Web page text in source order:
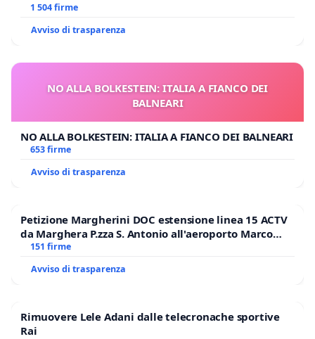
1 504 firme
Avviso di trasparenza
NO ALLA BOLKESTEIN: ITALIA A FIANCO DEI
BALNEARI
NO ALLA BOLKESTEIN: ITALIA A FIANCO DEI BALNEARI
653 firme
Avviso di trasparenza
Petizione Margherini DOC estensione linea 15 ACTV
da Marghera P.zza S. Antonio all'aeroporto Marco
Polo tariffa a € 1,50
151 firme
Avviso di trasparenza
Rimuovere Lele Adani dalle telecronache sportive
Rai